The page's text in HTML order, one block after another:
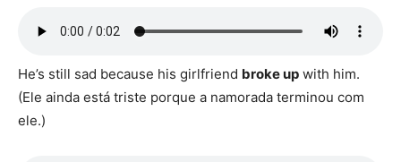
He’s still sad because his girlfriend broke up with him.
(Ele ainda está triste porque a namorada terminou com
ele.)